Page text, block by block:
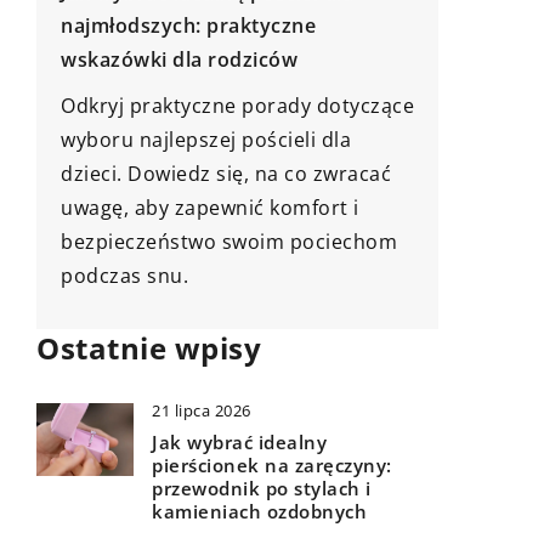
alimentów na dziecko
profesjonalnej pomocy prawnika w
procesie ustalania alimentów dla
dziecka, aby zachować spokój i
pewność, że interesy Twoje i
Twojego dziecka są właściwie
reprezentowane.
Ostatnie wpisy
21 lipca 2026
Jak wybrać idealny
pierścionek na zaręczyny:
przewodnik po stylach i
kamieniach ozdobnych